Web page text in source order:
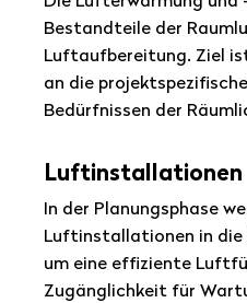
Bestandteile der
Luftaufbereitung. Ziel
an die
Bedürfnissen der
Luftinstallationen
In der Planungsphase
Luftinstallationen in
um eine effiziente
Zugänglichkeit für